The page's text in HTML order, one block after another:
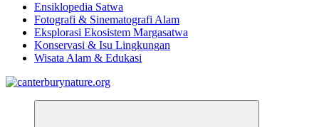
Ensiklopedia Satwa
Fotografi & Sinematografi Alam
Eksplorasi Ekosistem Margasatwa
Konservasi & Isu Lingkungan
Wisata Alam & Edukasi
Tur Alam dan Margasatwa Terbaik di Canterbury